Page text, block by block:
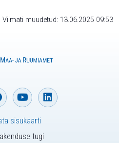
Viimati muudetud: 13.06.2025 09:53
tugi
sisukaarti